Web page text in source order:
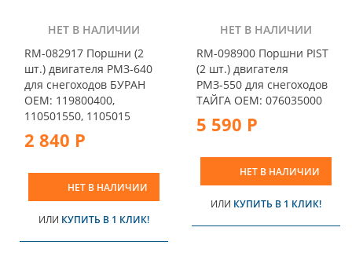
НЕТ В НАЛИЧИИ
RM-082917 Поршни (2
шт.) двигателя РМЗ-640
для снегоходов БУРАН
OEM: 119800400,
110501550, 1105015
2 840 Р
НЕТ В НАЛИЧИИ
ИЛИ КУПИТЬ В 1 КЛИК!
НЕТ В НАЛИЧИИ
RM-098900 Поршни PIST
(2 шт.) двигателя
РМЗ-550 для снегоходов
ТАЙГА OEM: 076035000
5 590 Р
НЕТ В НАЛИЧИИ
ИЛИ КУПИТЬ В 1 КЛИК!